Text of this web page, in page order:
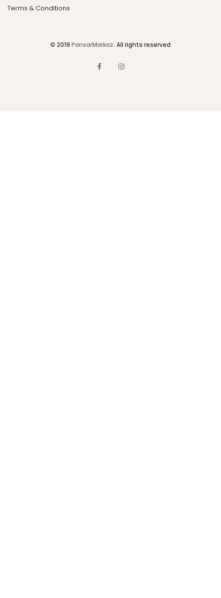
Terms & Conditions
© 2019 PansarMarkaz. All rights reserved